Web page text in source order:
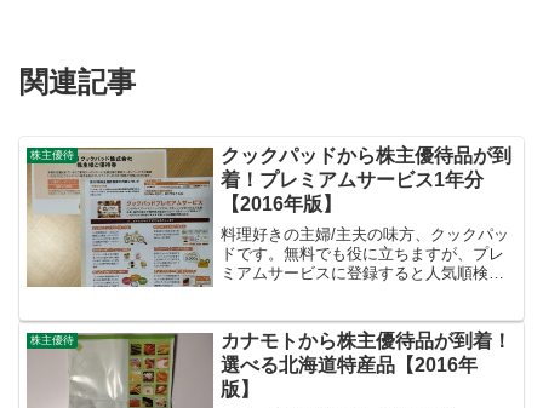
関連記事
株主優待
クックパッドから株主優待品が到
着！プレミアムサービス1年分
【2016年版】
料理好きの主婦/主夫の味方、クックパッ
ドです。無料でも役に立ちますが、プレ
ミアムサービスに登録すると人気順検索
ら株主優待として、プレミアムサービス1
年分のクーポンコード...
株主優待
カナモトから株主優待品が到着！
選べる北海道特産品【2016年
版】